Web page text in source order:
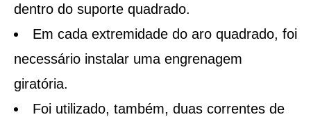
dentro do suporte quadrado.
Em cada extremidade do aro quadrado, foi
necessário instalar uma engrenagem
giratória.
Foi utilizado, também, duas correntes de